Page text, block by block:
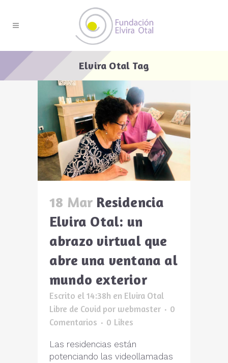
Elvira Otal Tag
18 Mar Residencia
Elvira Otal: un
abrazo virtual que
abre una ventana al
mundo exterior
Escrito el 14:38h en Elvira Otal
Libre de Covidpor webmaster
0
Comentarios
0 Likes
Las residencias están
potenciando las videollamadas